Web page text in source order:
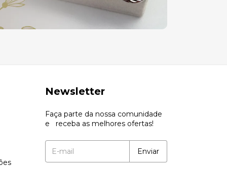
Newsletter
Faça parte da nossa comunidade
e receba as melhores ofertas!